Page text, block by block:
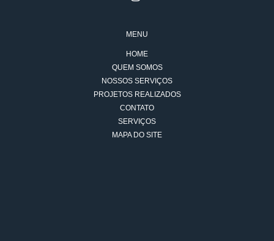
MENU
HOME
QUEM SOMOS
NOSSOS SERVIÇOS
PROJETOS REALIZADOS
CONTATO
SERVIÇOS
MAPA DO SITE